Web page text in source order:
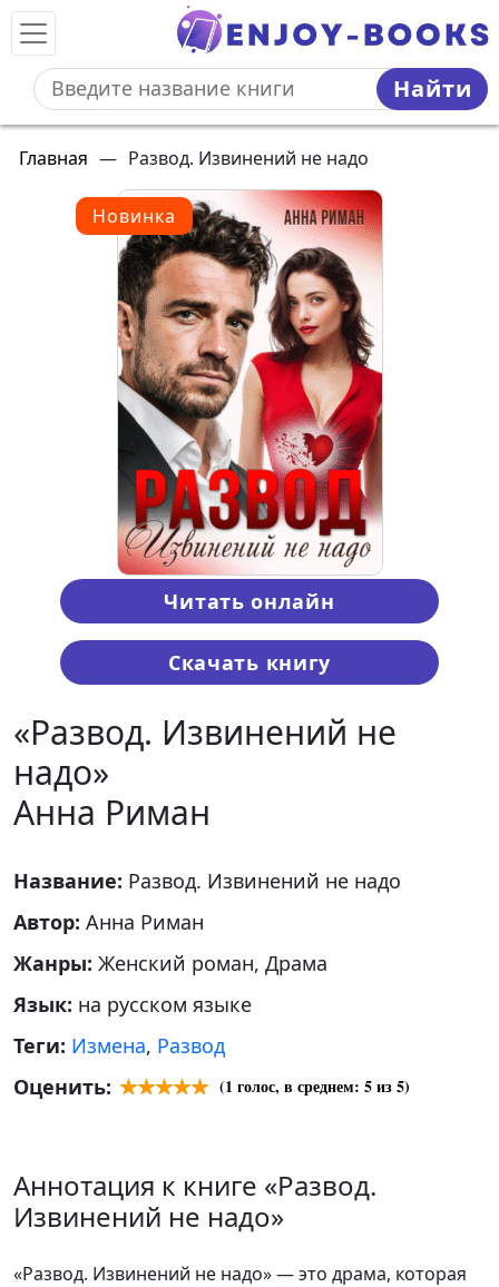
Найти
Главная — Развод. Извинений не надо
Новинка
Читать онлайн
Скачать книгу
«Развод. Извинений не
надо»
Анна Риман
Название: Развод. Извинений не надо
Автор: Анна Риман
Жанры: Женский роман, Драма
Язык: на русском языке
Теги: Измена, Развод
Оценить:
(1 голос, в среднем: 5из 5)
Аннотация к книге «Развод.
Извинений не надо»
«Развод. Извинений не надо» — это драма, которая